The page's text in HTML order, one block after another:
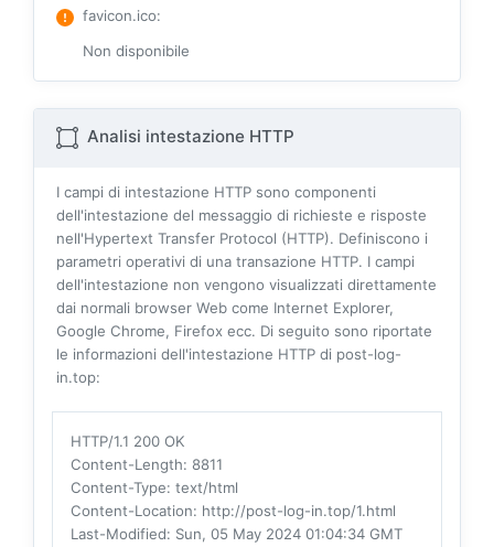
favicon.ico:
Non disponibile
Analisi intestazione HTTP
I campi di intestazione HTTP sono componenti
dell'intestazione del messaggio di richieste e risposte
nell'Hypertext Transfer Protocol (HTTP). Definiscono i
parametri operativi di una transazione HTTP. I campi
dell'intestazione non vengono visualizzati direttamente
dai normali browser Web come Internet Explorer,
Google Chrome, Firefox ecc. Di seguito sono riportate
le informazioni dell'intestazione HTTP di post-log-
in.top:
HTTP/1.1 200 OK
Content-Length: 8811
Content-Type: text/html
Content-Location: http://post-log-in.top/1.html
Last-Modified: Sun, 05 May 2024 01:04:34 GMT